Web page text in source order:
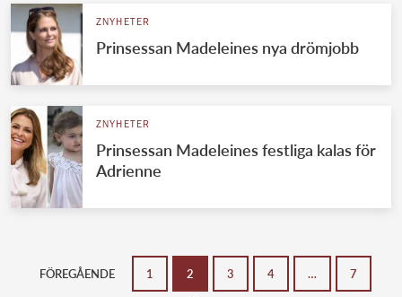
ZNYHETER
Prinsessan Madeleines nya drömjobb
ZNYHETER
Prinsessan Madeleines festliga kalas för
Adrienne
FÖREGÅENDE 1 2 3 4 … 7